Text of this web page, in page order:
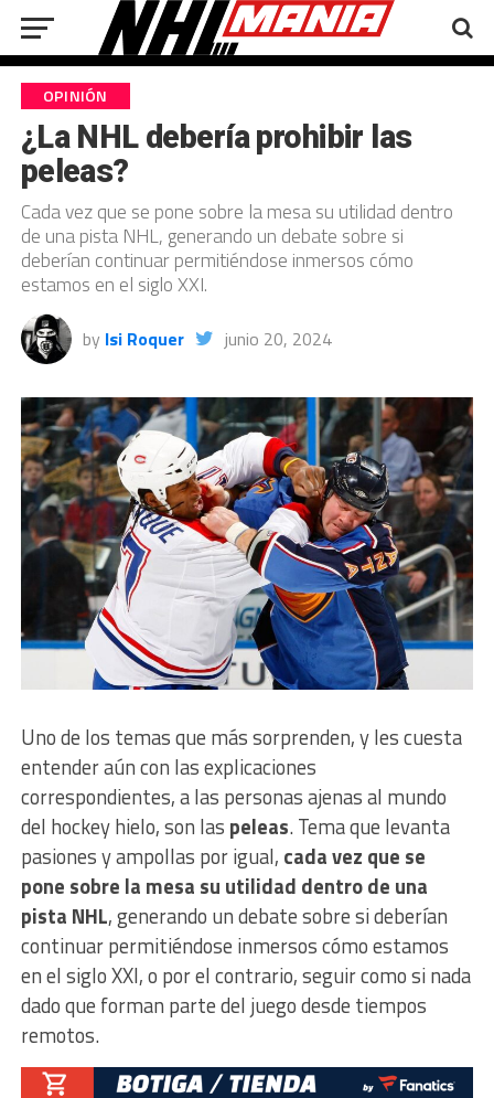
OPINIÓN
¿La NHL debería prohibir las
peleas?
Cada vez que se pone sobre la mesa su utilidad dentro
de una pista NHL, generando un debate sobre si
deberían continuar permitiéndose inmersos cómo
estamos en el siglo XXI.
by Isi Roquer junio 20, 2024
Uno de los temas que más sorprenden, y les cuesta
entender aún con las explicaciones
correspondientes, a las personas ajenas al mundo
del hockey hielo, son las peleas. Tema que levanta
pasiones y ampollas por igual, cada vez que se
pone sobre la mesa su utilidad dentro de una
pista NHL, generando un debate sobre si deberían
continuar permitiéndose inmersos cómo estamos
en el siglo XXI, o por el contrario, seguir como si nada
dado que forman parte del juego desde tiempos
remotos.